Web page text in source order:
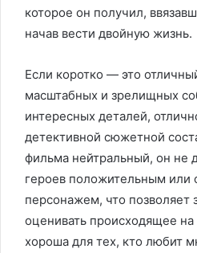
которое он получил,
начав вести двойную жизнь.
Если коротко — это
масштабных и зрелищных
интересных деталей,
детективной сюжетной
фильма нейтральный, он не
героев положительным или
персонажем, что позволяет
оценивать происходящее на
хороша для тех, кто любит